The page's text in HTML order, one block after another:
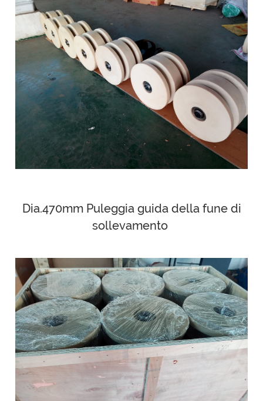
Dia.470mm Puleggia guida della fune di
sollevamento